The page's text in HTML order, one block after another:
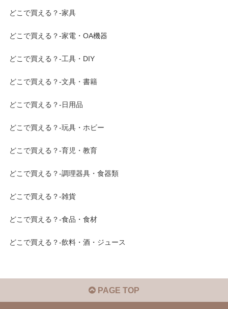
どこで買える？-家具
どこで買える？-家電・OA機器
どこで買える？-工具・DIY
どこで買える？-文具・書籍
どこで買える？-日用品
どこで買える？-玩具・ホビー
どこで買える？-育児・教育
どこで買える？-調理器具・食器類
どこで買える？-雑貨
どこで買える？-食品・食材
どこで買える？-飲料・酒・ジュース
PAGE TOP